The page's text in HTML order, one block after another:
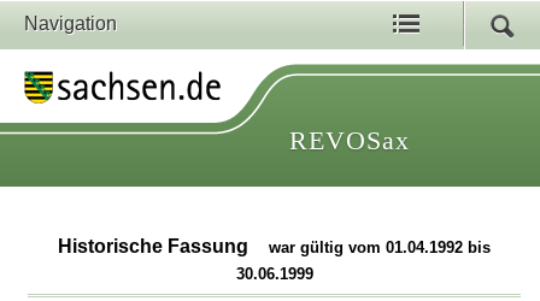
Navigation
REVOSax
Historische Fassung
war gültig vom 01.04.1992 bis
30.06.1999